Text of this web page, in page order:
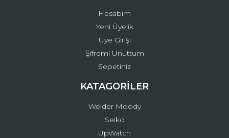
Hesabım
Yeni Üyelik
Üye Girişi
Şifremi Unuttum
Sepetiniz
KATAGORİLER
Welder Moody
Seiko
UpWatch